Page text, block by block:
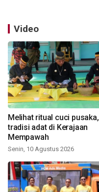
Video
Melihat ritual cuci pusaka,
tradisi adat di Kerajaan
Mempawah
Senin, 10 Agustus 2026